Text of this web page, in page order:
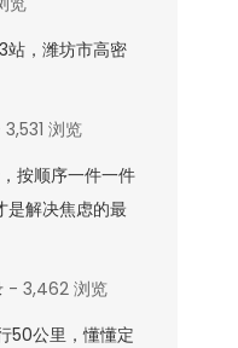
，潍坊市高密
浏览
按顺序一件一件
是解决焦虑的最
- 3,462 浏览
50公里，懂懂定